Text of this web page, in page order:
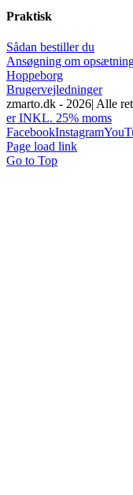
Praktisk
Sådan bestiller du
Ansøgning om
Hoppeborg
Brugervejledninger
zmarto.dk - 2026| Alle
er INKL. 25% moms
FacebookInstagram
Page load link
Go to Top